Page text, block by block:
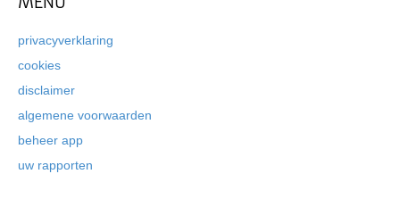
privacyverklaring
cookies
disclaimer
algemene voorwaarden
beheer app
uw rapporten